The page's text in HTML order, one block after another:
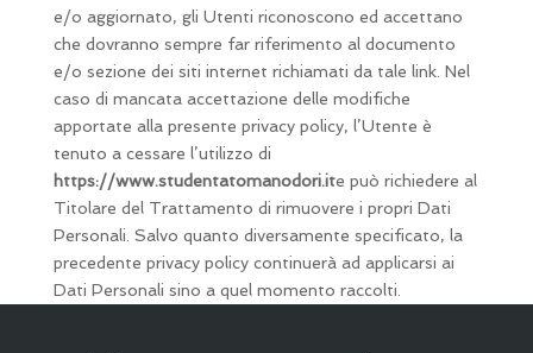
e/o aggiornato, gli Utenti riconoscono ed accettano
che dovranno sempre far riferimento al documento
e/o sezione dei siti internet richiamati da tale link. Nel
caso di mancata accettazione delle modifiche
apportate alla presente privacy policy, l’Utente è
tenuto a cessare l’utilizzo di
https://www.studentatomanodori.ite può richiedere al
Titolare del Trattamento di rimuovere i propri Dati
Personali. Salvo quanto diversamente specificato, la
precedente privacy policy continuerà ad applicarsi ai
Dati Personali sino a quel momento raccolti.